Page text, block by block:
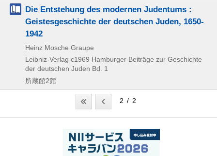
Die Entstehung des modernen Judentums :
Geistesgeschichte der deutschen Juden, 1650-
1942
Heinz Mosche Graupe
Leibniz-Verlag c1969 Hamburger Beiträge zur Geschichte
der deutschen Juden Bd. 1
所蔵館2館
2 / 2